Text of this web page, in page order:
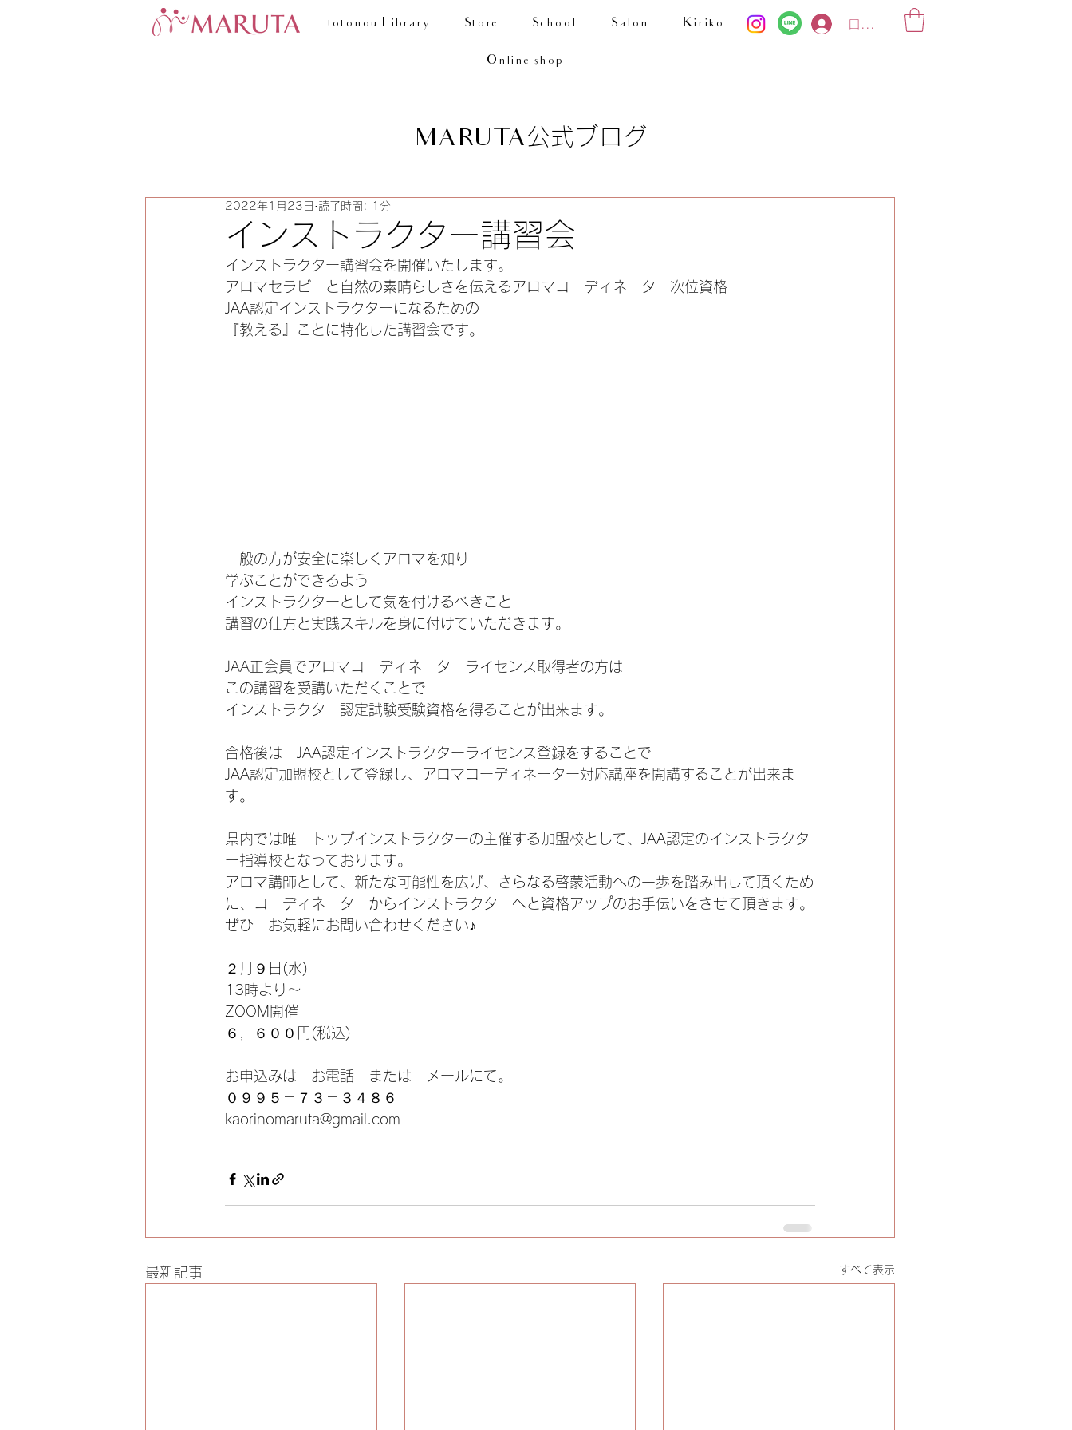
totonou Library Store School Salon Kiriko
Online shop
ログイン
MARUTA公式ブログ
インストラクター講習会
2022年1月23日 読了時間: 1分
インストラクター講習会を開催いたします。
アロマセラピーと自然の素晴らしさを伝えるアロマコーディネーター次位資格
JAA認定インストラクターになるための
『教える』ことに特化した講習会です。
一般の方が安全に楽しくアロマを知り
学ぶことができるよう
インストラクターとして気を付けるべきこと
講習の仕方と実践スキルを身に付けていただきます。
JAA正会員でアロマコーディネーターライセンス取得者の方は
この講習を受講いただくことで
インストラクター認定試験受験資格を得ることが出来ます。
合格後は　JAA認定インストラクターライセンス登録をすることで
JAA認定加盟校として登録し、アロマコーディネーター対応講座を開講することが出来ま
す。
県内では唯一トップインストラクターの主催する加盟校として、JAA認定のインストラクタ
ー指導校となっております。
アロマ講師として、新たな可能性を広げ、さらなる啓蒙活動への一歩を踏み出して頂くため
に、コーディネーターからインストラクターへと資格アップのお手伝いをさせて頂きます。
ぜひ　お気軽にお問い合わせください♪
２月９日(水)
13時より～
ZOOM開催
６，６００円(税込)
お申込みは　お電話　または　メールにて。
０９９５－７３－３４８６
kaorinomaruta@gmail.com
最新記事 すべて表示